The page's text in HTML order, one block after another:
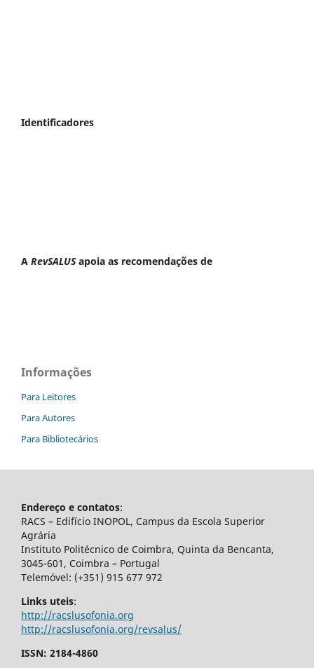
Identificadores
A RevSALUSapoia as recomendações de
Informações
Para Leitores
Para Autores
Para Bibliotecários
Endereço e contatos:
RACS – Edifício INOPOL, Campus da Escola Superior
Agrária
Instituto Politécnico de Coimbra, Quinta da Bencanta,
3045-601, Coimbra – Portugal
Telemóvel: (+351) 915 677 972
Links uteis:
http://racslusofonia.org
http://racslusofonia.org/revsalus/
ISSN: 2184-4860